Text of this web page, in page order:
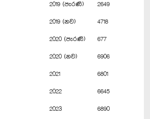
2019 (පැරණි) 2649
2019 (නව) 4718
2020 (පැරණි) 677
2020 (නව) 6906
2021 6801
2022 6645
2023 6890